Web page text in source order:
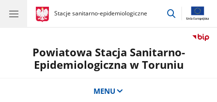
gov.pl
Stacje sanitarno-epidemiologiczne
gov.pl
Stacje
przejdź
Powiatowa Stacja Sanitarno-
Epidemiologiczna w Toruniu
MENU